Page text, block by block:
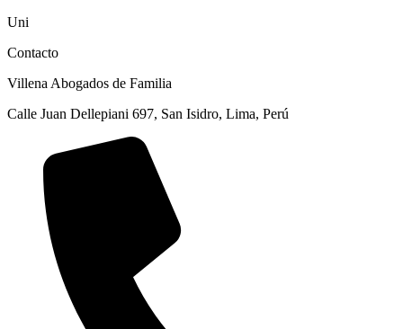
Uni
Contacto
Villena Abogados de Familia
Calle Juan Dellepiani 697, San Isidro, Lima, Perú